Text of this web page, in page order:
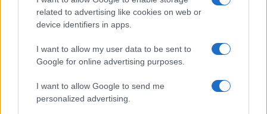
related to advertising like cookies on web or
device identifiers in apps.
I want to allow my user data to be sent to
Google for online advertising purposes.
I want to allow Google to send me
personalized advertising.